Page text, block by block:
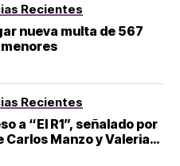
Recientes
nueva multa de 567
Recientes
a “El R1”, señalado por
Carlos Manzo y Valeria